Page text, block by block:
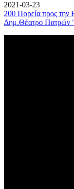
2021-03-23
200 Πορεία προς την
Δημ.Θέατρο Πατρών